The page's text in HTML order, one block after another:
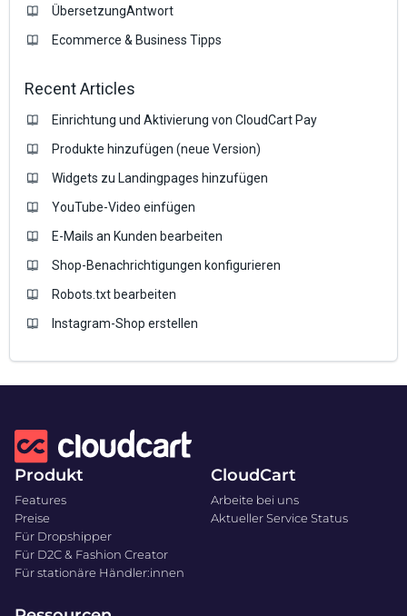
ÜbersetzungAntwort
Ecommerce & Business Tipps
Recent Articles
Einrichtung und Aktivierung von CloudCart Pay
Produkte hinzufügen (neue Version)
Widgets zu Landingpages hinzufügen
YouTube-Video einfügen
E-Mails an Kunden bearbeiten
Shop-Benachrichtigungen konfigurieren
Robots.txt bearbeiten
Instagram-Shop erstellen
Produkt
Features
Preise
Für Dropshipper
Für D2C & Fashion Creator
Für stationäre Händler:innen
CloudCart
Arbeite bei uns
Aktueller Service Status